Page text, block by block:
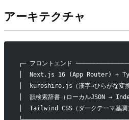
アーキテクチャ
┌─ フロントエンド
│  Next.js 16 (App Router) +
│  kuroshiro.js（漢字→ひらがな
│  韻検索辞書（ローカルJSON →
│  Tailwind CSS（ダークテーマ